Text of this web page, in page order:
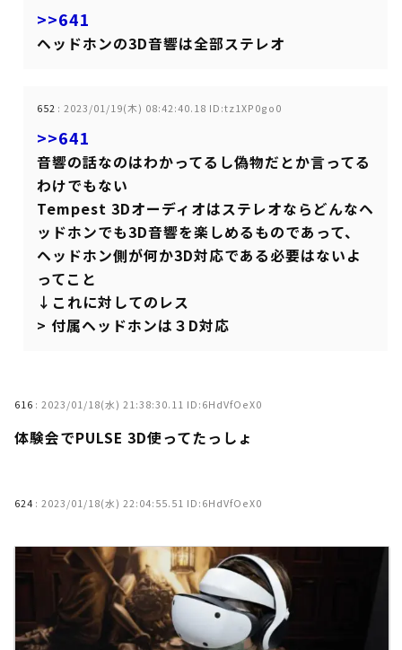
>>641
ヘッドホンの3D音響は全部ステレオ
652 : 2023/01/19(木) 08:42:40.18 ID:tz1XP0go0
>>641
音響の話なのはわかってるし偽物だとか言ってる
わけでもない
Tempest 3Dオーディオはステレオならどんなヘ
ッドホンでも3D音響を楽しめるものであって、
ヘッドホン側が何か3D対応である必要はないよ
ってこと
↓これに対してのレス
> 付属ヘッドホンは３D対応
616 : 2023/01/18(水) 21:38:30.11 ID:6HdVfOeX0
体験会でPULSE 3D使ってたっしょ
624 : 2023/01/18(水) 22:04:55.51 ID:6HdVfOeX0